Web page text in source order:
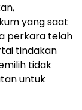
yang saat
perkara telah
tindakan
tidak
untuk